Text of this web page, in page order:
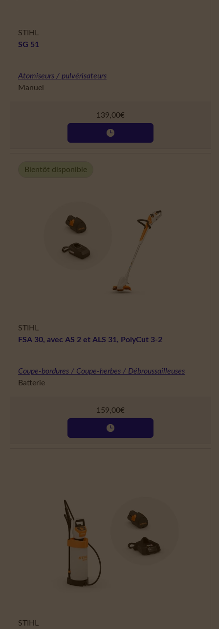
STIHL
SG 51
Atomiseurs / pulvérisateurs
Manuel
139,00€
Bientôt disponible
STIHL
FSA 30, avec AS 2 et ALS 31, PolyCut 3-2
Coupe-bordures / Coupe-herbes / Débroussailleuses
Batterie
159,00€
STIHL